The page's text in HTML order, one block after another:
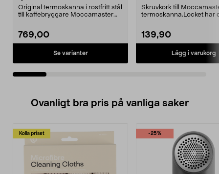
Original termoskanna i rostfritt stål
till kaffebryggare Moccamaster
769,00
Se varianter
Skruvkork till
termoskanna.Locket har
139,90
Lägg i varukorg
Ovanligt bra pris på vanliga saker
Kolla priset -25%